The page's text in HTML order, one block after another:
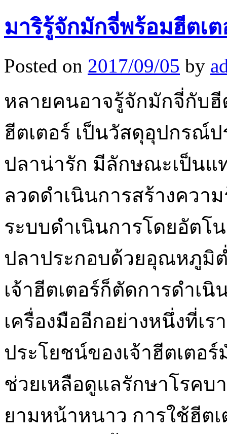
มาริรู้จักมักจี่พร้อมฮีตเต
Posted on 2017/09/05 by
หลายคนอาจรู้จักมักจี่กับ
ฮีตเตอร์ เป็นวัสดุอุปกรณ์
ปลาน่ารัก มีลักษณะเป็นแ
ลวดดำเนินการสร้างควา
ระบบดำเนินการโดยอัต
ปลาประกอบด้วยอุณหภูมิ
เจ้าฮีตเตอร์ก็ตัดการดำเ
เครื่องมืออีกอย่างหนึ่งที่เ
ประโยชน์ของเจ้าฮีตเตอ
ช่วยเหลือดูแลรักษาโรคบ
ยามหน้าหนาว การใช้ฮีต